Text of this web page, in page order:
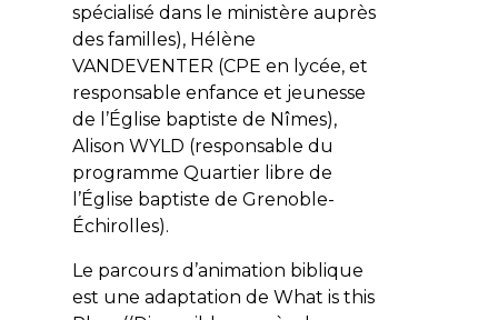
spécialisé dans le ministère auprès
des familles), Hélène
VANDEVENTER (CPE en lycée, et
responsable enfance et jeunesse
de l’Église baptiste de Nîmes),
Alison WYLD (responsable du
programme Quartier libre de
l’Église baptiste de Grenoble-
Échirolles).
Le parcours d’animation biblique
est une adaptation de What is this